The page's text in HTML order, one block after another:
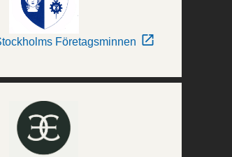
Företagsminnen